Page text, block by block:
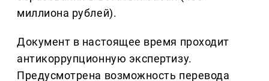
миллиона рублей).
Документ в настоящее время проходит
антикоррупционную экспертизу.
Предусмотрена возможность перевода